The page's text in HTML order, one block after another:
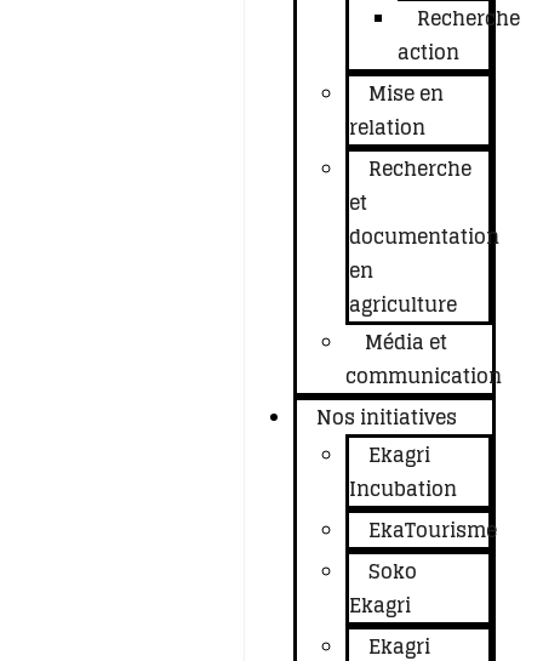
Recherche
action
Mise en
relation
Recherche
et
documentation
en
agriculture
Média et
communication
Nos initiatives
Ekagri
Incubation
EkaTourisme
Soko
Ekagri
Ekagri